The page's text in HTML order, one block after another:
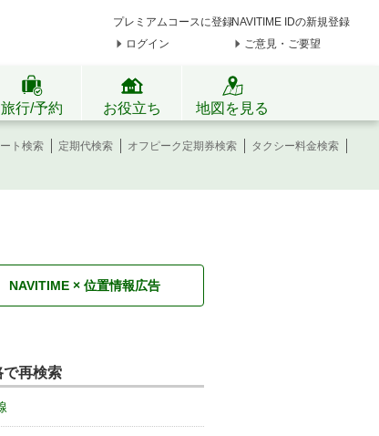
プレミアムコースに登録NAVITIME IDの新規登録
ログイン
ご意見・ご要望
旅行/予約 お役立ち 地図を見る
ト検索 定期代検索 オフピーク定期券検索
タクシー料金検索
NAVITIME × 位置情報広告
で再検索